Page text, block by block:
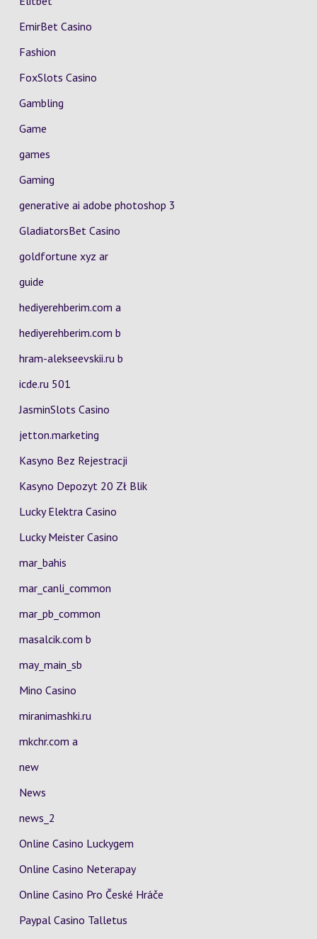
EmirBet Casino
Fashion
FoxSlots Casino
Gambling
Game
games
Gaming
generative ai adobe photoshop 3
GladiatorsBet Casino
goldfortune xyz ar
guide
hediyerehberim.com a
hediyerehberim.com b
hram-alekseevskii.ru b
icde.ru 501
JasminSlots Casino
jetton.marketing
Kasyno Bez Rejestracji
Kasyno Depozyt 20 Zł Blik
Lucky Elektra Casino
Lucky Meister Casino
mar_bahis
mar_canli_common
mar_pb_common
masalcik.com b
may_main_sb
Mino Casino
miranimashki.ru
mkchr.com a
new
News
news_2
Online Casino Luckygem
Online Casino Neterapay
Online Casino Pro České Hráče
Paypal Casino Talletus